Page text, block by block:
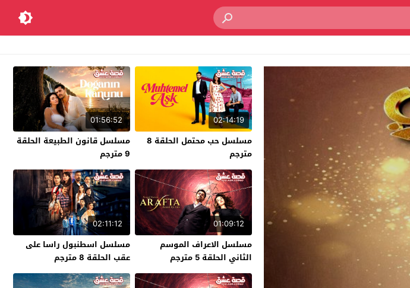
02:14:19
مسلسل حب محتمل الحلقة 8
مترجم
01:56:52
مسلسل قانون الطبيعة الحلقة
9 مترجم
01:09:12
مسلسل الاعراف الموسم
الثاني الحلقة 5 مترجم
02:11:12
مسلسل اسطنبول راسا على
عقب الحلقة 8 مترجم